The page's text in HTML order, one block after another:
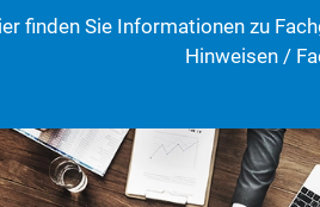
finden Sie Informationen zu
Hinweisen /